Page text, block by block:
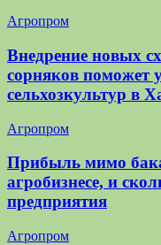
Агропром
Внедрение новых
сорняков поможет
сельхозкультур в
Агропром
Прибыль мимо
агробизнесе, и
предприятия
Агропром